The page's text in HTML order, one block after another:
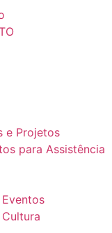
e Projetos
para Assistência